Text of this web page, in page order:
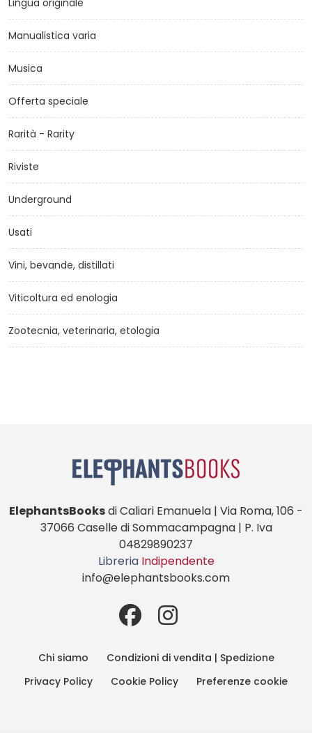
Lingua originale
Manualistica varia
Musica
Offerta speciale
Rarità - Rarity
Riviste
Underground
Usati
Vini, bevande, distillati
Viticoltura ed enologia
Zootecnia, veterinaria, etologia
ElephantsBooksdi Caliari Emanuela | Via Roma, 106 -
37066 Caselle di Sommacampagna | P. Iva
04829890237
Libreria Indipendente
info@elephantsbooks.com
Chi siamo
Condizioni di vendita | Spedizione
Privacy Policy
Cookie Policy Preferenze cookie